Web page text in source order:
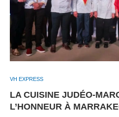
VH EXPRESS
LA CUISINE JUDÉO-
L’HONNEUR À